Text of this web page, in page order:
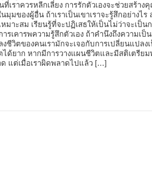
าควรหลีกเลี่ยง การรักตัวเองจะช่วยสร้าง
งผู้อื่น ถ้าเราเป็นเขาเราจะรู้สึกอย่างไร
ะสม เรียนรู้ที่จะปฏิเสธให้เป็นไม่ว่าจะเป็
คารพความรู้สึกตัวเอง ถ้าคำนึงถึงความเป็
ตของคนเรามักจะเจอกับการเปลี่ยนแปลง
ด้ยาก หากมีการวางแผนชีวิตและมีสติเตรีย
แต่เมื่อเราผิดพลาดไปแล้ว […]